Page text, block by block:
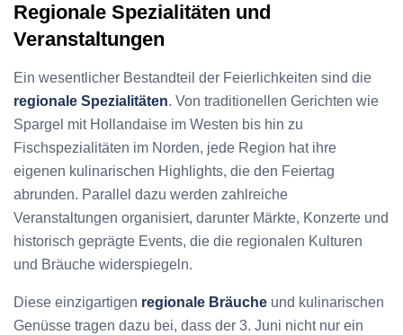
Regionale Spezialitäten und
Veranstaltungen
Ein wesentlicher Bestandteil der Feierlichkeiten sind die
regionale Spezialitäten. Von traditionellen Gerichten wie
Spargel mit Hollandaise im Westen bis hin zu
Fischspezialitäten im Norden, jede Region hat ihre
eigenen kulinarischen Highlights, die den Feiertag
abrunden. Parallel dazu werden zahlreiche
Veranstaltungen organisiert, darunter Märkte, Konzerte und
historisch geprägte Events, die die regionalen Kulturen
und Bräuche widerspiegeln.
Diese einzigartigen regionale Bräuche und kulinarischen
Genüsse tragen dazu bei, dass der 3. Juni nicht nur ein